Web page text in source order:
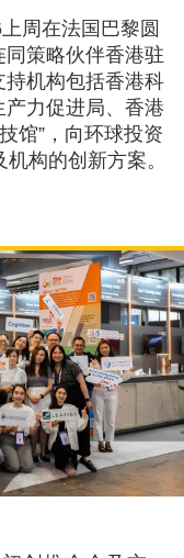
周在法国巴黎圆
策略伙伴香港驻
机构包括香港科
力促进局、香港
馆”，向环球投资
构的创新方案。